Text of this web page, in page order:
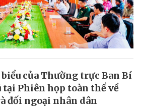
của Thường trực Ban Bí
tại Phiên họp toàn thể về
đối ngoại nhân dân